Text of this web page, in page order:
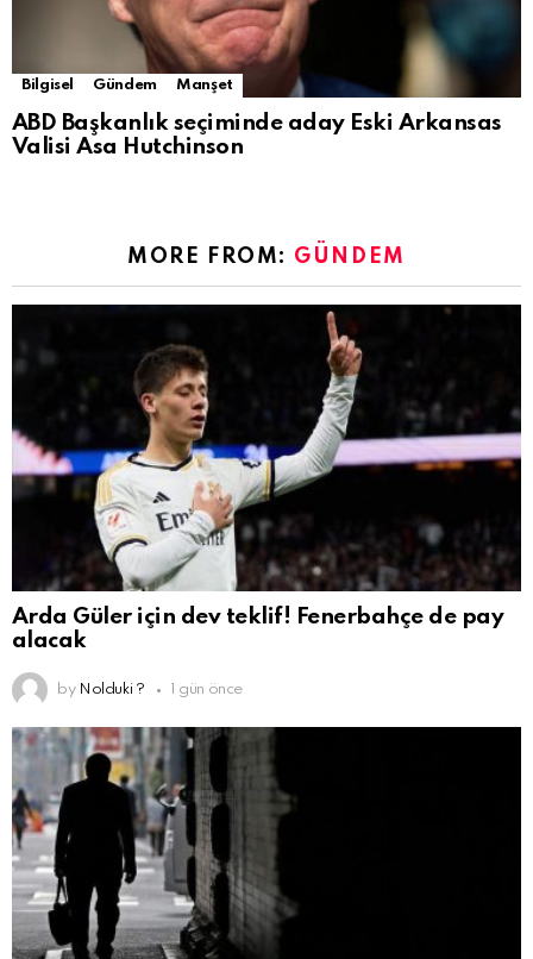
Bilgisel Gündem Manşet
ABD Başkanlık seçiminde aday Eski Arkansas
Valisi Asa Hutchinson
MORE FROM: GÜNDEM
Arda Güler için dev teklif! Fenerbahçe de pay
alacak
by Nolduki ? 1 gün önce